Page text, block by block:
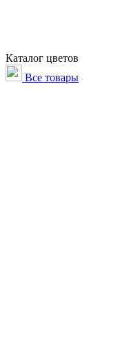
Каталог цветов
Все товары